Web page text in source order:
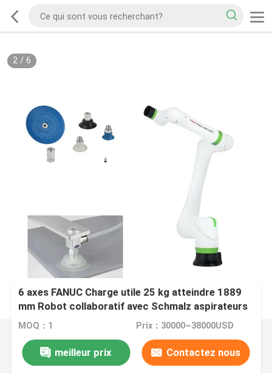
2/ 6
6 axes FANUC Charge utile 25 kg atteindre 1889
mm Robot collaboratif avec Schmalz aspirateurs
sous vide comme robot de manutention
MOQ：1 Prix：30000~38000USD
meilleur prix Contactez nous